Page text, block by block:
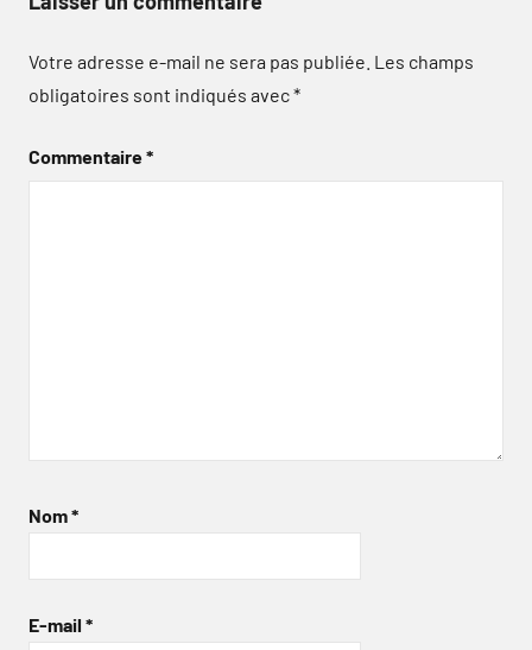
Votre adresse e-mail ne sera pas publiée. Les champs
obligatoires sont indiqués avec*
Commentaire*
Nom*
E-mail *